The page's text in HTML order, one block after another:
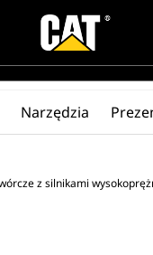
z silnikami
Narzędzia